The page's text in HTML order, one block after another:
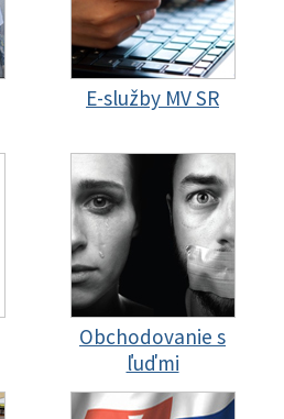
E-služby MV SR
Obchodovanie s
ľuďmi